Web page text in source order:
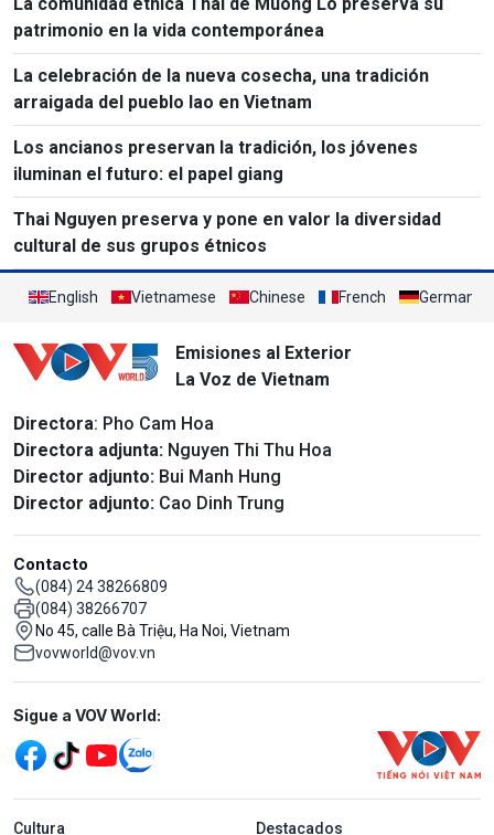
patrimonio en la vida contemporánea
La celebración de la nueva cosecha, una tradición
arraigada del pueblo lao en Vietnam
Los ancianos preservan la tradición, los jóvenes
iluminan el futuro: el papel giang
Thai Nguyen preserva y pone en valor la diversidad
cultural de sus grupos étnicos
English Vietnamese Chinese French German
Emisiones al Exterior
La Voz de Vietnam
Directora: Pho Cam Hoa
Directora adjunta: Nguyen Thi Thu Hoa
Director adjunto: Bui Manh Hung
Director adjunto: Cao Dinh Trung
Contacto
(084) 24 38266809
(084) 38266707
No 45, calle Bà Triệu, Ha Noi, Vietnam
vovworld@vov.vn
Mạng xã hội
Sigue a VOV World:
menu footer tiếng Tây ban nha
Cultura Destacados